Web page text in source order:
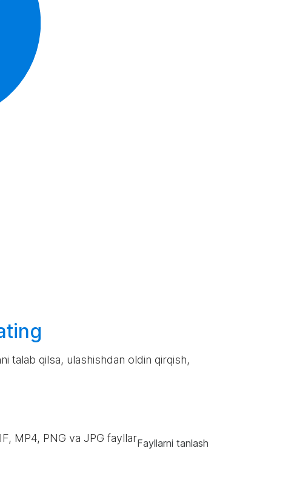
talab qilsa, ulashishdan oldin qirqish,
MP4, PNG va JPG fayllarFayllarni tanlash